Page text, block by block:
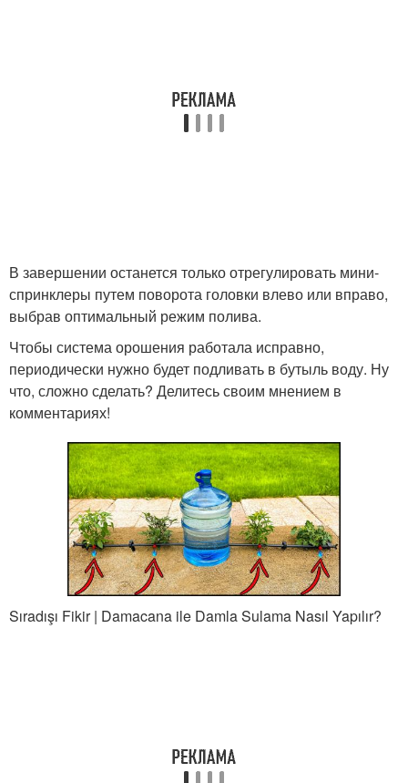
В завершении останется только отрегулировать мини-
спринклеры путем поворота головки влево или вправо,
выбрав оптимальный режим полива.
Чтобы система орошения работала исправно,
периодически нужно будет подливать в бутыль воду. Ну
что, сложно сделать? Делитесь своим мнением в
комментариях!
Sıradışı Fikir | Damacana ile Damla Sulama Nasıl Yapılır?